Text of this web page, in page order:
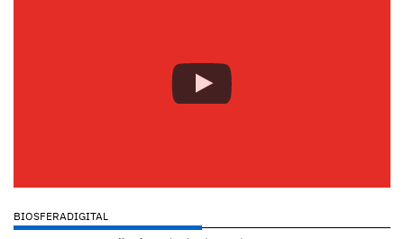
BIOSFERADIGITAL